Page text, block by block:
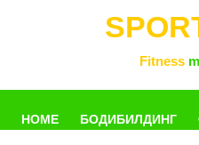
Fitness
HOME БОДИБИЛДИНГ